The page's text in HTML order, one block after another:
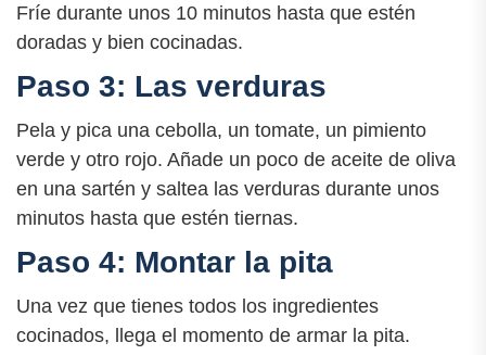
Fríe durante unos 10 minutos hasta que estén
doradas y bien cocinadas.
Paso 3: Las verduras
Pela y pica una cebolla, un tomate, un pimiento
verde y otro rojo. Añade un poco de aceite de oliva
en una sartén y saltea las verduras durante unos
minutos hasta que estén tiernas.
Paso 4: Montar la pita
Una vez que tienes todos los ingredientes
cocinados, llega el momento de armar la pita.